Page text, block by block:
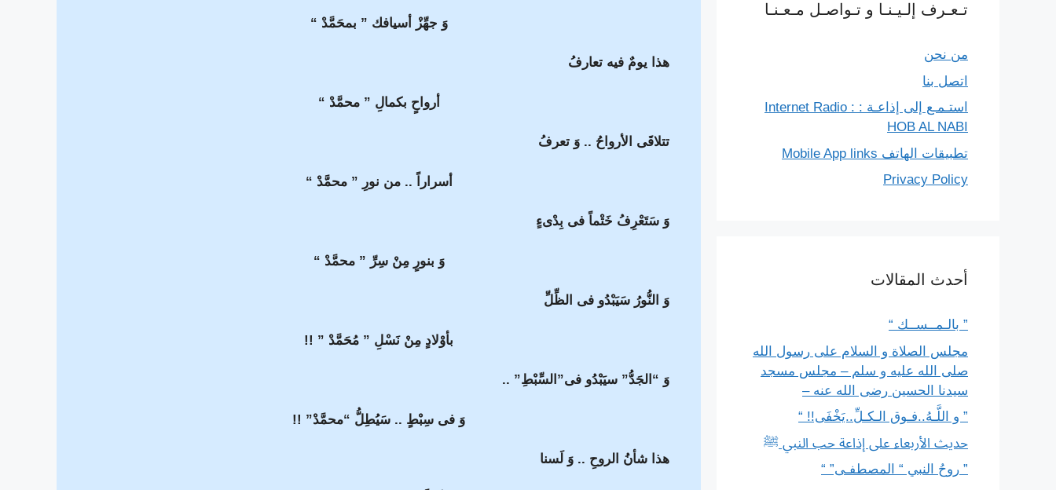
وَ جهِّزْ أسيافك ” بمحَمَّدْ “
هذا يومٌ فيه تعارفُ
أرواحٍ بكمالِ ” محمَّدْ “
تتلاقَى الأرواحُ .. وَ تعرفُ
أسراراً .. من نورِ ” محمَّدْ “
وَ سَتَعْرِفُ خَتْماً فى بِدْىءٍ
وَ بنورٍ مِنْ سِرِّ ” محمَّدْ “
وَ النُّورُ سَيَبْدُو فى الظِّلِّ
بأوْلادٍ مِنْ نَسْلِ ” مُحَمَّدْ ” !!
وَ “الجَدُّ” سيَبْدُو فى”السِّبْطِ” ..
وَ فى سِبْطٍ .. سَيُطِلُّ “محمَّدْ” !!
هذا شأنُ الروحِ .. وَ لَسنا
تـعـرف إلـيـنـا و تـواصـل مـعـنـا
من نحن
اتصل بنا
استـمـع إلى إذاعـة : Internet Radio :
HOB AL NABI
تطبيقات الهاتف Mobile App links
Privacy Policy
أحدث المقالات
” بالـمــســك “
مجلس الصلاة و السلام على رسول الله
صلى الله عليه و سلم – مجلس مسجد
سيدنا الحسين رضى الله عنه –
” و اللَّـهُ..فـوق الـكـلِّ..يَخْفَى!! “
حديث الأربعاء على إذاعة حب النبي ﷺ
” روحُ النبي “ المصطفـى” “